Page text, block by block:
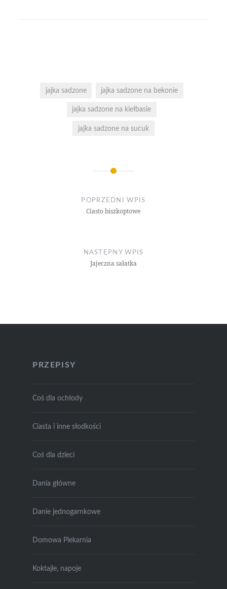
jajka sadzone jajka sadzone na bekonie
jajka sadzone na kiełbasie
jajka sadzone na sucuk
POPRZEDNI WPIS
Ciasto biszkoptowe
NASTĘPNY WPIS
Jajeczna sałatka
PRZEPISY
Coś dla ochłody
Ciasta i inne słodkości
Coś dla dzieci
Dania główne
Danie jednogarnkowe
Domowa Piekarnia
Koktajle, napoje